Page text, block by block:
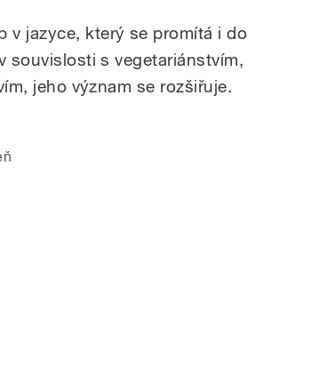
v jazyce, který se promítá i do
souvislosti s vegetariánstvím,
jeho význam se rozšiřuje.